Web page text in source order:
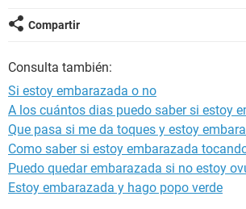
Compartir
Consulta también:
Si estoy embarazada o no
A los cuántos dias puedo saber si estoy
Que pasa si me da toques y estoy
Como saber si estoy embarazada
Puedo quedar embarazada si no estoy
Estoy embarazada y hago popo verde